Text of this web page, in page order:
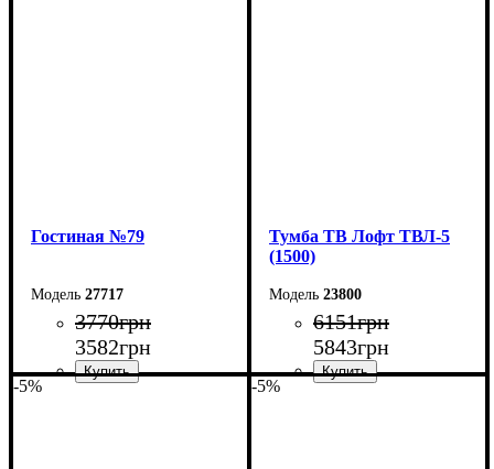
Гостиная №79
27717
3770грн
3582грн
Тумба ТВ Лофт ТВЛ-5
(1500)
23800
6151грн
5843грн
-5% -5%